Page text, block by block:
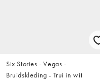
Six Stories - Vegas -
Bruidskleding - Trui in wit